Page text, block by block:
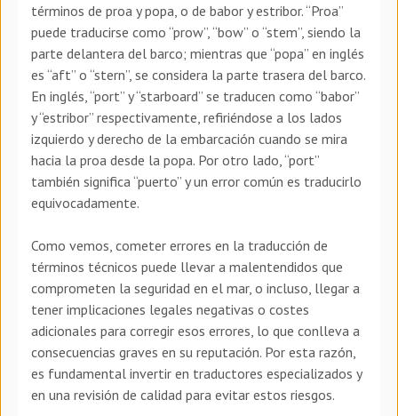
términos de proa y popa, o de babor y estribor. “Proa”
puede traducirse como “prow”, “bow” o “stem”, siendo la
parte delantera del barco; mientras que “popa” en inglés
es “aft” o “stern”, se considera la parte trasera del barco.
En inglés, “port” y “starboard” se traducen como “babor”
y “estribor” respectivamente, refiriéndose a los lados
izquierdo y derecho de la embarcación cuando se mira
hacia la proa desde la popa. Por otro lado, “port”
también significa “puerto” y un error común es traducirlo
equivocadamente.
Como vemos, cometer errores en la traducción de
términos técnicos puede llevar a malentendidos que
comprometen la seguridad en el mar, o incluso, llegar a
tener implicaciones legales negativas o costes
adicionales para corregir esos errores, lo que conlleva a
consecuencias graves en su reputación. Por esta razón,
es fundamental invertir en traductores especializados y
en una revisión de calidad para evitar estos riesgos.